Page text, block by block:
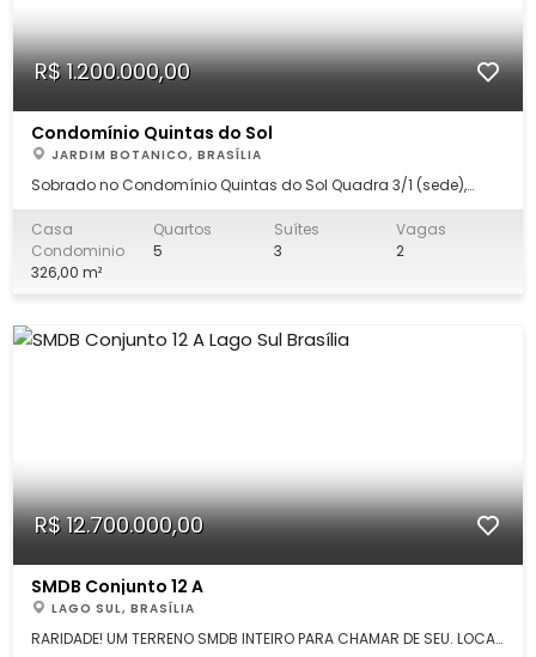
R$ 1.200.000,00
Condomínio Quintas do Sol
JARDIM BOTANICO, BRASÍLIA
Sobrado no Condomínio Quintas do Sol Quadra 3/1 (sede),
suítes) bem distribuídos - Área construida de 326 m² em terreno
VAZADO de 600m² (cabe ressaltar que é um dos poucos
vazados do condomínio, permit
Casa
Condominio
326,00 m²
Quartos
5
Suítes
3
Vagas
2
R$ 12.700.000,00
SMDB Conjunto 12 A
LAGO SUL, BRASÍLIA
RARIDADE! UM TERRENO SMDB INTEIRO PARA CHAMAR DE SEU. LOCAL